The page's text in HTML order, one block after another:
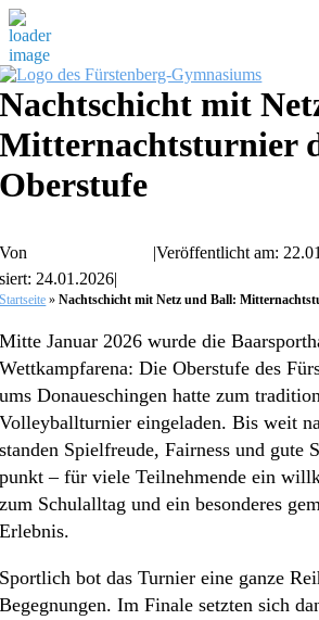
Zum
Inhalt
springen
Nacht­schicht mit
Mitter­nachts­tur­nier
Oberstufe
Von |Veröf­fent­licht am:
siert: 24.01.2026|
Start­sei­te »Nacht­schicht mit Netz und Ball:
Mitte Januar 2026 wurde die
Wettkampf­are­na: Die Oberstu­fe des
ums Donau­eschin­gen hatte zum
Volley­­­bal­l­­tur­­nier einge­la­den. Bis weit
standen Spiel­freu­de, Fairness und
punkt – für viele Teilneh­men­de ein
zum Schul­all­tag und ein beson­de­res
Erlebnis.
Sport­lich bot das Turnier eine ganze
Begeg­nun­gen. Im Finale setzten sich